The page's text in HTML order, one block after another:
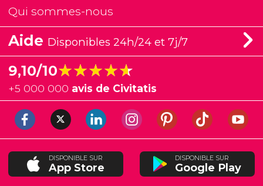
Qui sommes-nous
Aide Disponibles 24h/24 et 7j/7
9,10/10★★★★★
★★★★★
+5 000 000 avis de Civitatis
DISPONIBLE SUR
App Store
DISPONIBLE SUR
Google Play